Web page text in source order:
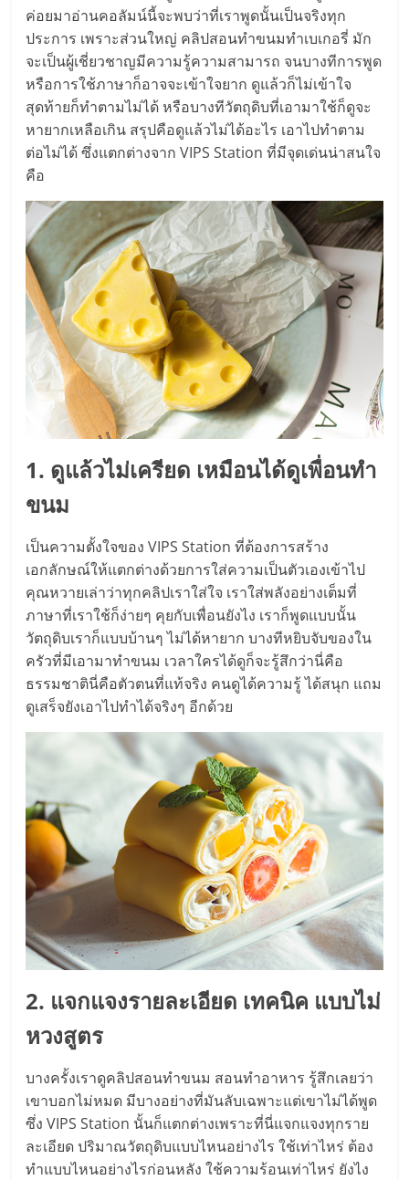
เปิด
ร้าน
ปรึกษา
ฟรี,
บริการ
พัฒนา
ระบบ
แฟ
รน
ไชส์"
"ศูนย์
รวม
ข้อมูล
ธุรกิจ
SME
แห่ง
ประเทศไทย,
ThaiSMEsCenter,
รวม
ธุรกิจ
ไทย,
SMEs,
แฟ
รน
ไชส์,
ปรึกษา
แฟ
รน
ไชส์,
รวม
รน
ไชส์
ขาย
แฟ
รน
ค่อยมาอ่านคอลัมน์นี้จะพบว่าที่เราพูดนั้นเป็นจริงทุก
ประการ เพราะส่วนใหญ่ คลิปสอนทำขนมทำเบเกอรี่ มัก
จะเป็นผู้เชี่ยวชาญมีความรู้ความสามารถ จนบางทีการพูด
หรือการใช้ภาษาก็อาจจะเข้าใจยาก ดูแล้วก็ไม่เข้าใจ
สุดท้ายก็ทำตามไม่ได้ หรือบางทีวัตถุดิบที่เอามาใช้ก็ดูจะ
หายากเหลือเกิน สรุปคือดูแล้วไม่ได้อะไร เอาไปทำตาม
ต่อไม่ได้ ซึ่งแตกต่างจาก VIPS Station ที่มีจุดเด่นน่าสนใจ
คือ
1. ดูแล้วไม่เครียด เหมือนได้ดูเพื่อนทำ
ขนม
เป็นความตั้งใจของ VIPS Station ที่ต้องการสร้าง
เอกลักษณ์ให้แตกต่างด้วยการใส่ความเป็นตัวเองเข้าไป
คุณหวายเล่าว่าทุกคลิปเราใส่ใจ เราใส่พลังอย่างเต็มที่
ภาษาที่เราใช้ก็ง่ายๆ คุยกับเพื่อนยังไง เราก็พูดแบบนั้น
วัตถุดิบเราก็แบบบ้านๆ ไม่ได้หายาก บางทีหยิบจับของใน
ครัวที่มีเอามาทำขนม เวลาใครได้ดูก็จะรู้สึกว่านี่คือ
ธรรมชาตินี่คือตัวตนที่แท้จริง คนดูได้ความรู้ ได้สนุก แถม
ดูเสร็จยังเอาไปทำได้จริงๆ อีกด้วย
2. แจกแจงรายละเอียด เทคนิค แบบไม่
หวงสูตร
บางครั้งเราดูคลิปสอนทำขนม สอนทำอาหาร รู้สึกเลยว่า
เขาบอกไม่หมด มีบางอย่างที่มันลับเฉพาะแต่เขาไม่ได้พูด
ซึ่ง VIPS Station นั้นก็แตกต่างเพราะที่นี่แจกแจงทุกราย
ละเอียด ปริมาณวัตถุดิบแบบไหนอย่างไร ใช้เท่าไหร่ ต้อง
ทำแบบไหนอย่างไรก่อนหลัง ใช้ความร้อนเท่าไหร่ ยังไง